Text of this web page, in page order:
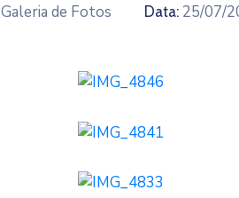
Galeria de Fotos Data: 25/07/